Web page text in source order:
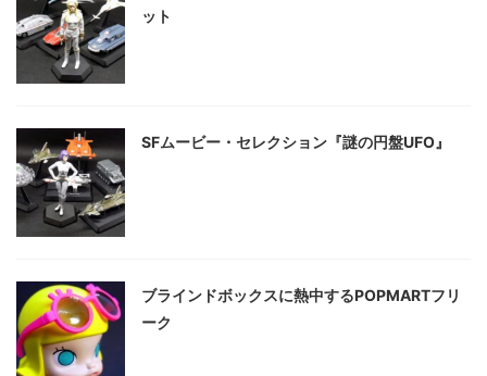
ット
SFムービー・セレクション『謎の円盤UFO』
ブラインドボックスに熱中するPOPMARTフリ
ーク